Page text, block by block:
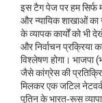
इस टैग पेज पर हम सिर्फ
और न्यायिक शाखाओं का
के व्यापक कार्यों को भी
और निर्वाचन प्रक्रिया
विश्लेषण होगा। भाजपा
जैसे कांग्रेस की
मिलकर एक जटिल
पुतिन के भारत‑रूस